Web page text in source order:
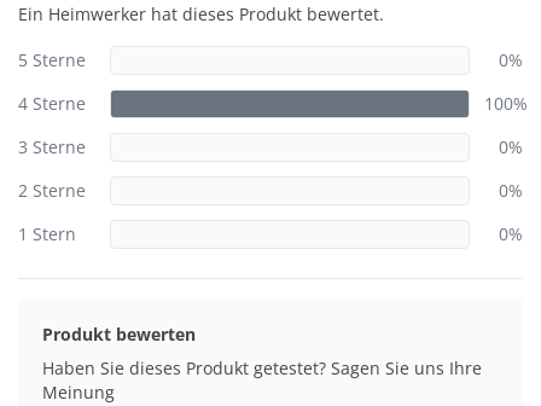
Ein Heimwerker hat dieses Produkt bewertet.
5 Sterne
0%
4 Sterne
100%
3 Sterne
0%
2 Sterne
0%
1 Stern
0%
Produkt bewerten
Haben Sie dieses Produkt getestet? Sagen Sie uns Ihre
Meinung